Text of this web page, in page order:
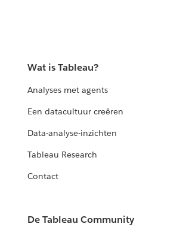
Wat is Tableau?
Analyses met agents
Een datacultuur creëren
Data-analyse-inzichten
Tableau Research
Contact
De Tableau Community